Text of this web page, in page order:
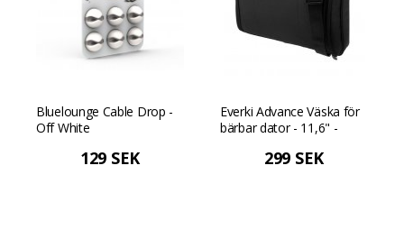
Bluelounge Cable Drop -
Off White
129 SEK
Everki Advance Väska för
bärbar dator - 11,6" -
299 SEK